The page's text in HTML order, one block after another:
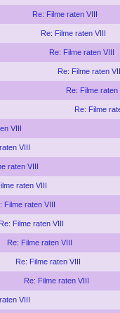
Re: Filme raten VIII
Re: Filme raten VIII
Re: Filme raten VIII
Re: Filme raten
Re: Filme raten
Re: Filme
VIII
VIII
raten VIII
raten VIII
Filme raten VIII
Re: Filme raten VIII
Re: Filme raten VIII
Re: Filme raten VIII
Re: Filme raten VIII
VIII